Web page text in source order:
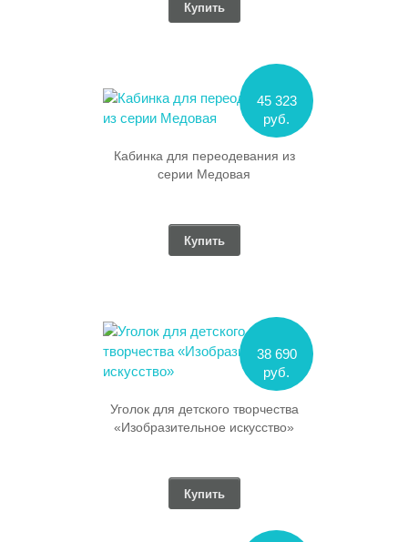
Купить
45 323
руб.
Кабинка для переодевания из
серии Медовая
Купить
38 690
руб.
Уголок для детского творчества
«Изобразительное искусство»
Купить